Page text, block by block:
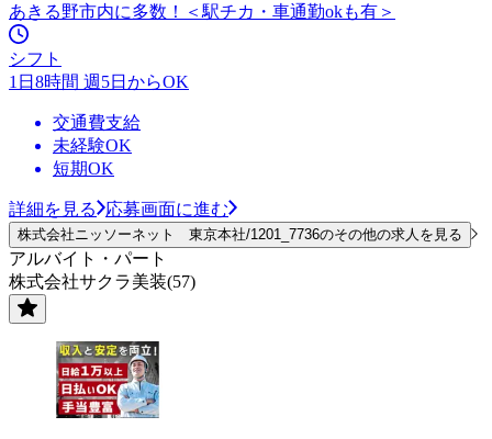
あきる野市内に多数！＜駅チカ・車通勤okも有＞
シフト
1日8時間 週5日からOK
交通費支給
未経験OK
短期OK
詳細を見る 応募画面に進む
株式会社ニッソーネット 東京本社/1201_7736のその他の求人を見る
アルバイト・パート
株式会社サクラ美装(57)